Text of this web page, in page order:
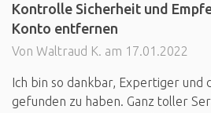
Kontrolle Sicherheit und
Konto entfernen
Von Waltraud K. am 17.01.2022
Ich bin so dankbar, Expertiger
gefunden zu haben. Ganz toller